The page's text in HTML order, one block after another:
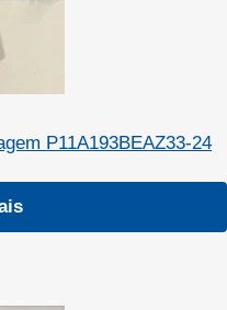
P11A193BEAZ33-24